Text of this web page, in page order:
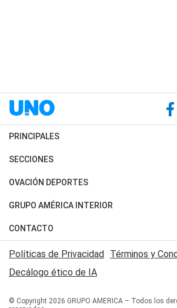
PRINCIPALES
Últimas Noticias
Política
Judiciales
Economia
SECCIONES
Horóscopo
Motores
Trucos caseros
Series y Películas
Edictos y Solicitadas
OVACIÓN DEPORTES
Fútbol
Mundial
Automovilismo
Rugby
Básquet
GRUPO AMÉRICA INTERIOR
Canal 7 en Vivo
San Juan 8
CONTACTO
Acerca de Nosotros
Contactanos
Políticas de Privacidad
Términos y
Decálogo ético de IA
© Copyright 2026 GRUPO AMERICA – Todos los